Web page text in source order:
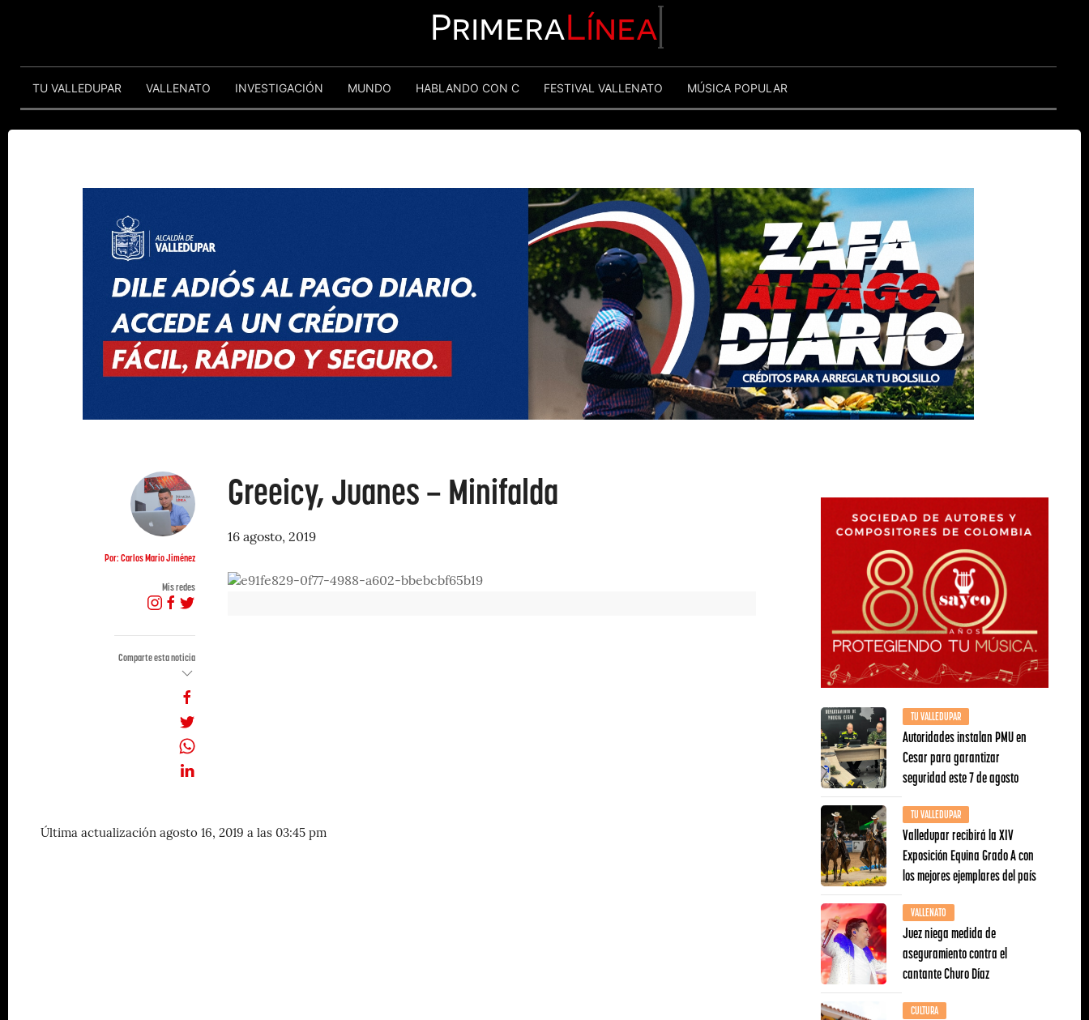
PrimeraLínea
TU VALLEDUPAR VALLENATO INVESTIGACIÓN MUNDO HABLANDO CON C FESTIVAL VALLENATO MÚSICA POPULAR
Por: Carlos Mario Jiménez
Mis redes
Comparte esta noticia
Greeicy, Juanes – Minifalda
16 agosto, 2019
Última actualización agosto 16, 2019 a las 03:45 pm
TU VALLEDUPAR
Autoridades instalan PMU en
Cesar para garantizar
seguridad este 7 de agosto
TU VALLEDUPAR
Valledupar recibirá la XIV
Exposición Equina Grado A con
los mejores ejemplares del país
VALLENATO
Juez niega medida de
aseguramiento contra el
cantante Churo Díaz
CULTURA